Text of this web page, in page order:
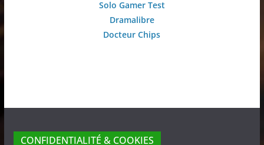
Solo Gamer Test
Dramalibre
Docteur Chips
CONFIDENTIALITÉ & COOKIES